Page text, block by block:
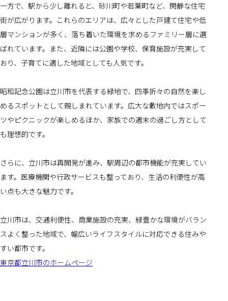
一方で、駅から少し離れると、砂川町や若葉町など、閑静な住宅
街が広がります。これらのエリアは、広々とした戸建て住宅や低
層マンションが多く、落ち着いた環境を求めるファミリー層に選
ばれています。また、近隣には公園や学校、保育施設が充実して
おり、子育てに適した地域としても人気です。
昭和記念公園は立川市を代表する緑地で、四季折々の自然を楽し
めるスポットとして親しまれています。広大な敷地内ではスポー
ツやピクニックが楽しめるほか、家族での週末の過ごし方として
も理想的です。
さらに、立川市は再開発が進み、駅周辺の都市機能が充実してい
ます。医療機関や行政サービスも整っており、生活の利便性が高
い点も大きな魅力です。
立川市は、交通利便性、商業施設の充実、緑豊かな環境がバラン
スよく整った地域で、幅広いライフスタイルに対応できる住みや
すい都市です。
東京都立川市のホームページ